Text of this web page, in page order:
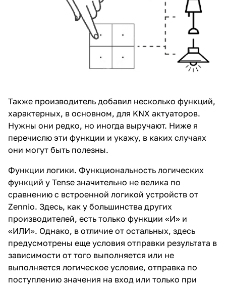
Также производитель добавил несколько функций,
характерных, в основном, для KNX актуаторов.
Нужны они редко, но иногда выручают. Ниже я
перечислю эти функции и укажу, в каких случаях
они могут быть полезны.
Функции логики. Функциональность логических
функций у Tense значительно не велика по
сравнению с встроенной логикой устройств от
Zennio. Здесь, как у большинства других
производителей, есть только функции «И» и
«ИЛИ». Однако, в отличие от остальных, здесь
предусмотрены еще условия отправки результата в
зависимости от того выполняется или не
выполняется логическое условие, отправка по
поступлению значения на вход или только при